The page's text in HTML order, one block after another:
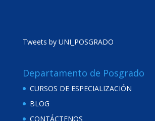
Tweets by UNI_POSGRADO
Departamento de Posgrado
CURSOS DE ESPECIALIZACIÓN
BLOG
CONTÁCTENOS